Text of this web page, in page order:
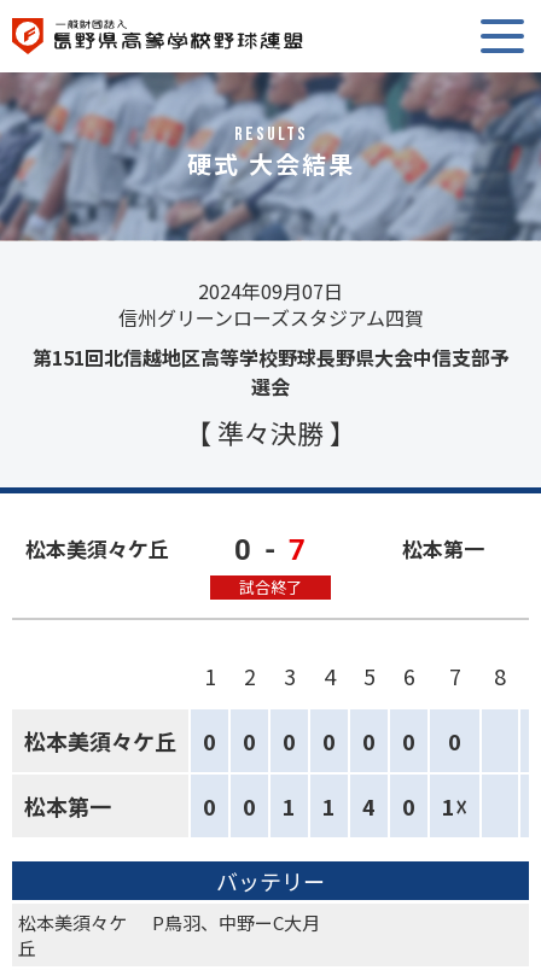
RESULTS
硬式 大会結果
2024年09月07日
信州グリーンローズスタジアム四賀
第151回北信越地区高等学校野球長野県大会中信支部予
選会
【 準々決勝 】
松本美須々ケ丘 0 - 7
試合終了
松本第一
1 2 3 4 5 6 7 8
松本美須々ケ丘 0 0 0 0 0 0 0
松本第一 0 0 1 1 4 0 1☓
バッテリー
松本美須々ケ
丘
P鳥羽、中野ーC大月